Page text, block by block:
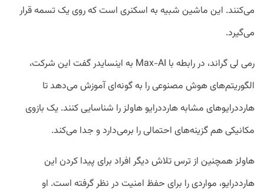
می‌کنند. این ماشین شبیه به اسکنری است که روی یک تسمه قرار
می‌گیرد.
رمی لی گراند، در رابطه با Max-AI به اینسایدر گفت این شرکت،
الگوریتم‌های هوش مصنوعی را به گونه‌ای آموزش می‌دهد تا
هارددرایو‌های مشابه هارددرایو هاولز را شناسایی کنند. یک بازوی
مکانیکی هم گزینه‌های احتمالی را برمی‌دارد و جدا می‌کند.
هاولز همچنین از ترس تلاش دیگر افراد برای پیدا کردن این
هارددرایو، مواردی را برای حفظ امنیت در نظر گرفته است. او